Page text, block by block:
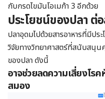
กับกรดไขมันโอเมก้า 3 อีกด้วย
ประโยชน์ของปลาต่
ปลาอุดมไปด้วยสารอาหารที่มีป
วิจัยทางวิทยาศาสตร์ที่สนับสนุ
ของปลา ดังนี้
อาจช่วยลดความเสี่ยงโร
สมอง